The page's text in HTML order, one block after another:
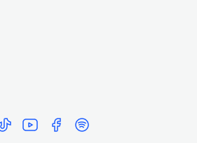
Í
c
Í
c
Í
c
Í
c